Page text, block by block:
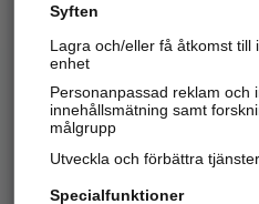
Hitta.se - Gratis
Sök företag, personer och
Hitta telefonnummer,
Syften
Lagra och/eller få åtkomst till
enhet
Personanpassad reklam och
innehållsmätning samt
målgrupp
Utveckla och förbättra tjänster
Specialfunktioner